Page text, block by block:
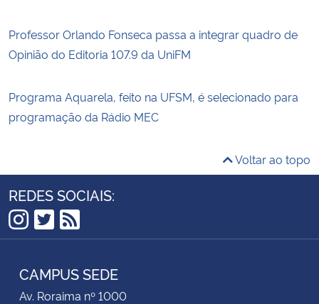
Professor Orlando Fonseca passa a integrar quadro de
Opinião do Editoria 107.9 da UniFM
Programa Aquarela, feito na UFSM, é selecionado para
programação da Rádio MEC
Voltar ao topo
REDES SOCIAIS:
Instagram
Twitter
RSS
CAMPUS SEDE
Av. Roraima nº 1000